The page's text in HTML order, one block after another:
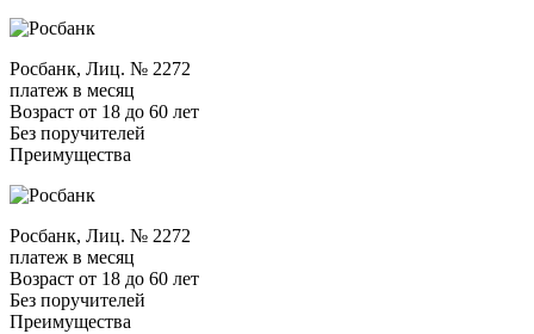
Росбанк, Лиц. № 2272
платеж в месяц
Возраст от 18 до 60 лет
Без поручителей
Преимущества
Росбанк, Лиц. № 2272
платеж в месяц
Возраст от 18 до 60 лет
Без поручителей
Преимущества